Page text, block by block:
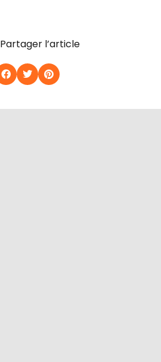
Partager l’article